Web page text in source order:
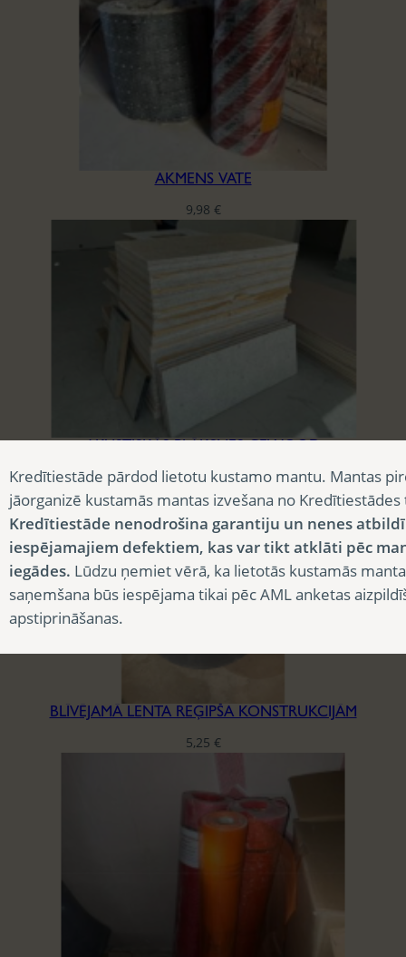
AKMENS VATE
9,98 €
3,90€
BLĪVĒJAMĀ LENTA REĢIPŠA KONSTRUKCIJĀM
5,25 €
Kredītiestāde pārdod lietotu kustamo mantu. Mantas
jāorganizē kustamās mantas izvešana no
Kredītiestāde nenodrošina garantiju un nenes
iespējamajiem defektiem, kas var tikt atklāti pēc
iegādes. Lūdzu ņemiet vērā, ka lietotās kustamās
saņemšana būs iespējama tikai pēc AML anketas
apstiprināšanas.